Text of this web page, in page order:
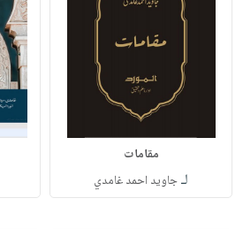
مقامات
لـجاويد احمد غامدي